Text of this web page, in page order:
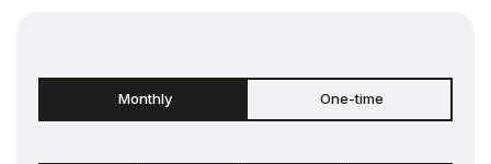
Monthly One-time